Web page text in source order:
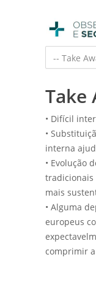
Take
• Difícil
•
interna
• Evolução
tradicionais
mais
• Alguma
europeus
comprimir